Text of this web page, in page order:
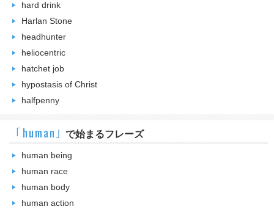
hard drink
Harlan Stone
headhunter
heliocentric
hatchet job
hypostasis of Christ
halfpenny
｢human｣ で始まるフレーズ
human being
human race
human body
human action